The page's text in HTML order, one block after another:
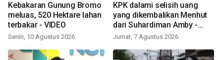
Kebakaran Gunung Bromo
meluas, 520 Hektare lahan
terbakar - VIDEO
Senin, 10 Agustus 2026
KPK dalami selisih uang
yang dikembalikan Menhut
dari Suhardiman Amby -
VIDEO
Jumat, 7 Agustus 2026